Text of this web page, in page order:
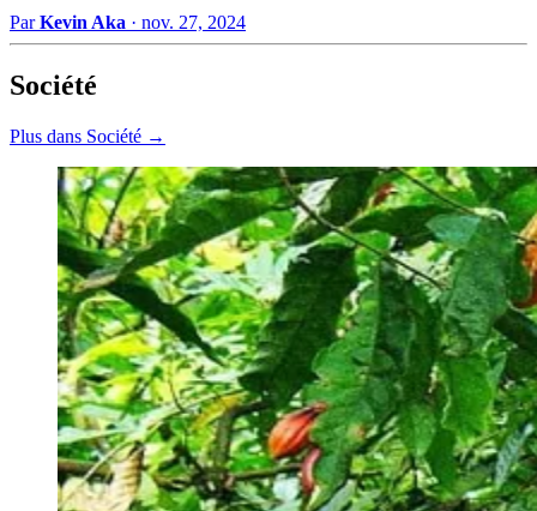
ParKevin Aka · nov. 27, 2024
Société
Plus dans Société →